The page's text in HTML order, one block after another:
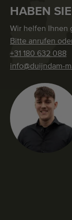
HABEN
Wir helfen Ihnen
Bitte anrufen
+31 180 632 088
info@duijndam-